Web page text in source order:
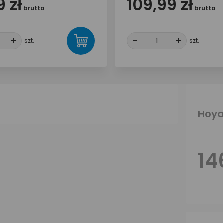
zł brutto
+ +
szt.
109,99 zł brutto
- + +
szt.